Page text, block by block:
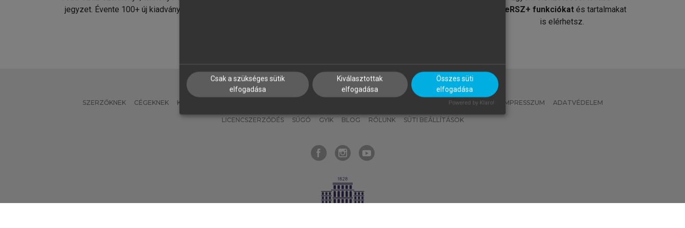
jegyzet. Évente 100+ új kiadvány.
MeRSZ+ funkciókat és tartalmakat
is elérhetsz.
SZERZŐKNEK CÉGEKNEK KÖNYVTÁROSOKNAK MI – ÁLTALÁNOS IRÁNYELVEK IMPRESSZUM ADATVÉDELEM
LICENCSZERZŐDÉS SÚGÓ GYIK BLOG RÓLUNK SÜTI BEÁLLÍTÁSOK
Csak a szükséges sütik
elfogadása
Kiválasztottak
elfogadása
Összes süti
elfogadása
Powered by Klaro!